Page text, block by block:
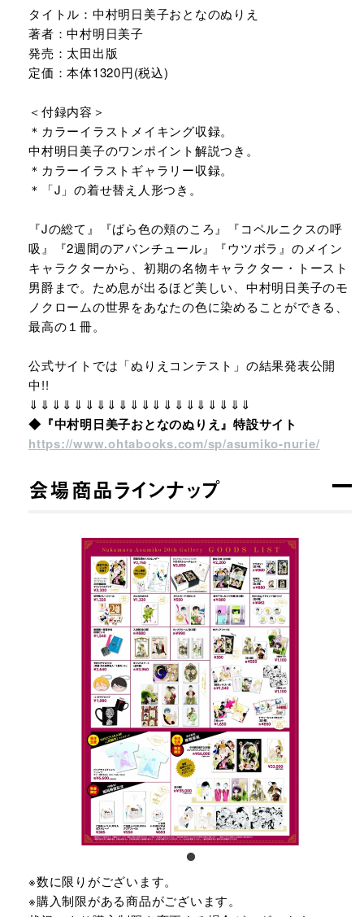
タイトル：中村明日美子おとなのぬりえ
著者：中村明日美子
発売：太田出版
定価：本体1320円(税込)
＜付録内容＞
＊カラーイラストメイキング収録。
中村明日美子のワンポイント解説つき。
＊カラーイラストギャラリー収録。
＊「J」の着せ替え人形つき。
『Jの総て』『ばら色の頬のころ』『コペルニクスの呼
吸』『2週間のアバンチュール』『ウツボラ』のメイン
キャラクターから、初期の名物キャラクター・トースト
男爵まで。ため息が出るほど美しい、中村明日美子のモ
ノクロームの世界をあなたの色に染めることができる、
最高の１冊。
公式サイトでは「ぬりえコンテスト」の結果発表公開
中!!
⇓⇓⇓⇓⇓⇓⇓⇓⇓⇓⇓⇓⇓⇓⇓⇓⇓⇓⇓⇓
◆『中村明日美子おとなのぬりえ』特設サイト
https://www.ohtabooks.com/sp/asumiko-nurie/
会場商品ラインナップ
※数に限りがございます。
※購入制限がある商品がございます。